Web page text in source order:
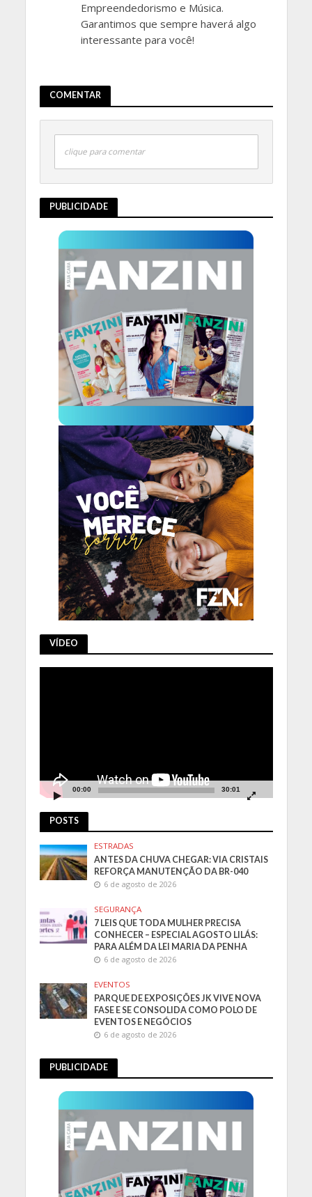
Empreendedorismo e Música.
Garantimos que sempre haverá algo
interessante para você!
COMENTAR
clique para comentar
PUBLICIDADE
VÍDEO
00:00 30:01
POSTS
ESTRADAS
ANTES DA CHUVA CHEGAR: VIA CRISTAIS
REFORÇA MANUTENÇÃO DA BR-040
6 de agosto de 2026
SEGURANÇA
7 LEIS QUE TODA MULHER PRECISA
CONHECER – ESPECIAL AGOSTO LILÁS:
PARA ALÉM DA LEI MARIA DA PENHA
6 de agosto de 2026
EVENTOS
PARQUE DE EXPOSIÇÕES JK VIVE NOVA
FASE E SE CONSOLIDA COMO POLO DE
EVENTOS E NEGÓCIOS
6 de agosto de 2026
PUBLICIDADE